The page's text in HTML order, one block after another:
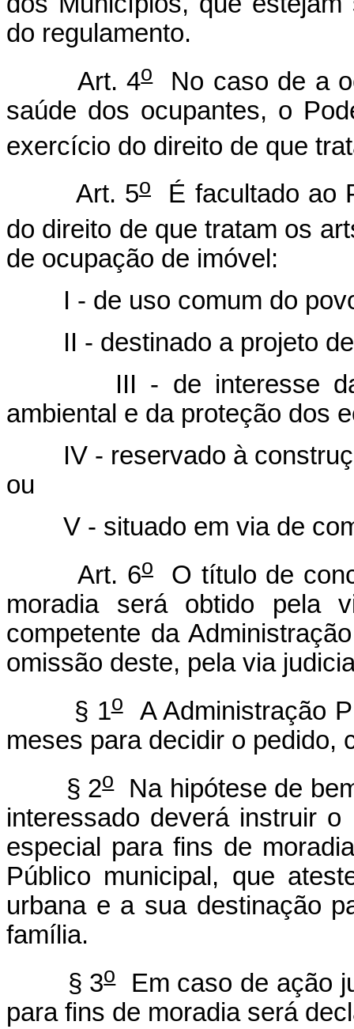
do regulamento.
Art. 4oNo caso de a
saúde dos ocupantes, o
exercício do direito de que
Art. 5o
É facultado ao
do direito de que tratam os
de ocupação de imóvel:
I - de uso comum do
II - destinado a projeto de
III - de interesse
ambiental e da proteção dos
IV - reservado à
ou
V - situado em via de
Art. 6oO título de
moradia será obtido pela
competente da
omissão deste, pela via
§ 1oA Administração
meses para decidir o pedido,
§ 2oNa hipótese de
interessado deverá instruir
especial para fins de
Público municipal, que
urbana e a sua destinação
família.
§ 3oEm caso de ação
para fins de moradia será